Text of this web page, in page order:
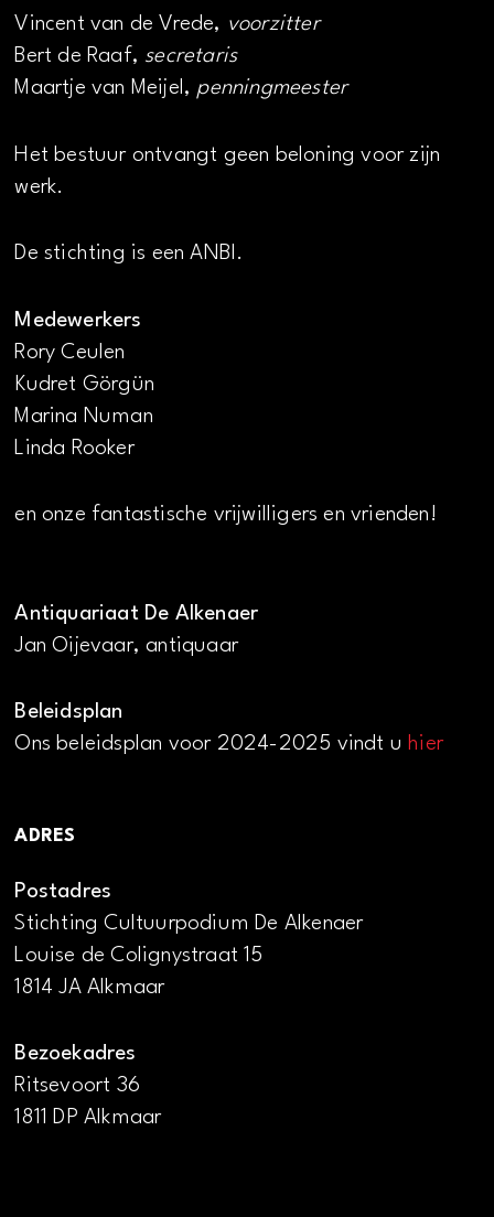
Vincent van de Vrede, voorzitter
Bert de Raaf, secretaris
Maartje van Meijel, penningmeester
Het bestuur ontvangt geen beloning voor zijn
werk.
De stichting is een ANBI.
Medewerkers
Rory Ceulen
Kudret Görgün
Marina Numan
Linda Rooker
en onze fantastische vrijwilligers en vrienden!
Antiquariaat De Alkenaer
Jan Oijevaar, antiquaar
Beleidsplan
Ons beleidsplan voor 2024-2025 vindt uhier
ADRES
Postadres
Stichting Cultuurpodium De Alkenaer
Louise de Colignystraat 15
1814 JA Alkmaar
Bezoekadres
Ritsevoort 36
1811 DP Alkmaar